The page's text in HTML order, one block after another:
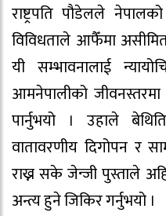
राष्ट्रपति पौडेलले
विविधताले आफैँमा
यी सम्भावनालाई
आमनेपालीको
पार्नुभयो । उहाले
वातावरणीय दिगोपन र
राख्न सके जेन्जी पुस्ताले
अन्त्य हुने जिकिर गर्नुभयो ।